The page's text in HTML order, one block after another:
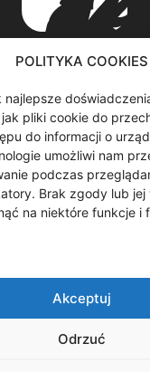
POLITYKA COOKIES
najlepsze
pliki cookie do
do informacji o
umożliwi nam
podczas
Brak zgody lub
na niektóre funkcje i
Akceptuj
Odrzuć
ABOUT US
/ nagrania filmowe
/ materiały
us: